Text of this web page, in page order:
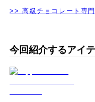
>> 高級チョコレート専
今回紹介するアイ